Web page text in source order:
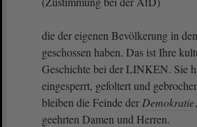
die der eigenen Bevölkerung in
geschossen haben. Das ist Ihre
Geschichte bei der LINKEN. Sie
eingesperrt, gefoltert und
bleiben die Feinde der Demokratie
geehrten Damen und Herren.